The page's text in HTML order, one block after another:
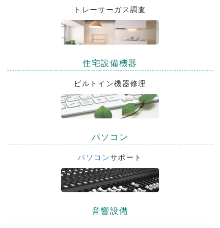
トレーサーガス調査
住宅設備機器
ビルトイン機器修理
パソコン
パソコンサポート
音響設備